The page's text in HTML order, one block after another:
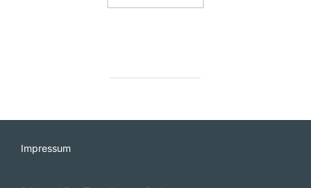
Impressum